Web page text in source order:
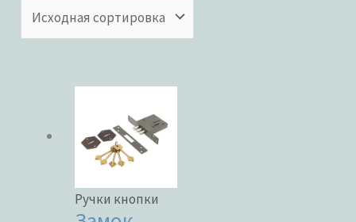
Категории товаров
Ручки кнопки